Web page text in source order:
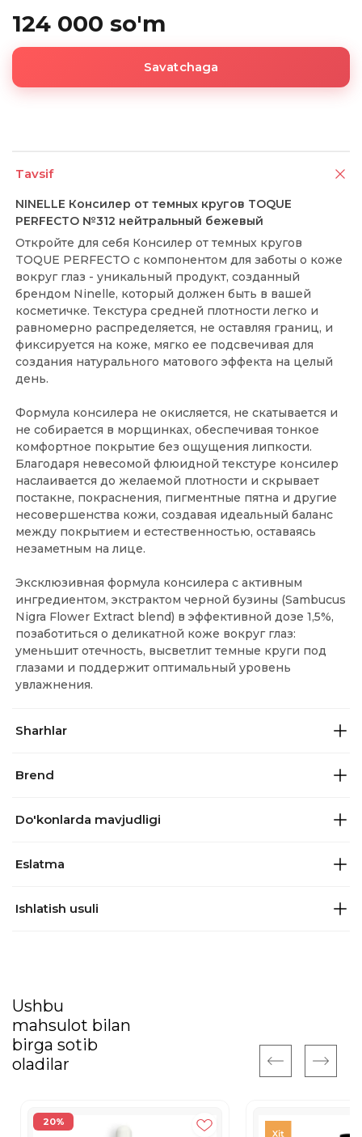
124 000 so'm
Savatchaga
Tavsif
NINELLE Консилер от темных кругов TOQUE
PERFECTO №312 нейтральный бежевый
Откройте для себя Консилер от темных кругов
TOQUE PERFECTO с компонентом для заботы о коже
вокруг глаз - уникальный продукт, созданный
брендом Ninelle, который должен быть в вашей
косметичке. Текстура средней плотности легко и
равномерно распределяется, не оставляя границ, и
фиксируется на коже, мягко ее подсвечивая для
создания натурального матового эффекта на целый
день.
Формула консилера не окисляется, не скатывается и
не собирается в морщинках, обеспечивая тонкое
комфортное покрытие без ощущения липкости.
Благодаря невесомой флюидной текстуре консилер
наслаивается до желаемой плотности и скрывает
постакне, покраснения, пигментные пятна и другие
несовершенства кожи, создавая идеальный баланс
между покрытием и естественностью, оставаясь
незаметным на лице.
Эксклюзивная формула консилера с активным
ингредиентом, экстрактом черной бузины (Sambucus
Nigra Flower Extract blend) в эффективной дозе 1,5%,
позаботиться о деликатной коже вокруг глаз:
уменьшит отечность, высветлит темные круги под
глазами и поддержит оптимальный уровень
увлажнения.
Sharhlar
Brend
Do'konlarda mavjudligi
Eslatma
Ishlatish usuli
Ushbu
mahsulot bilan
birga sotib
oladilar
20%